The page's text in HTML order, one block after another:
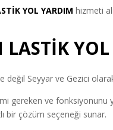
YOL YARDIMhizmeti
LASTİK
değil Seyyar ve Gezici
gereken ve
bir çözüm seçeneği sunar.